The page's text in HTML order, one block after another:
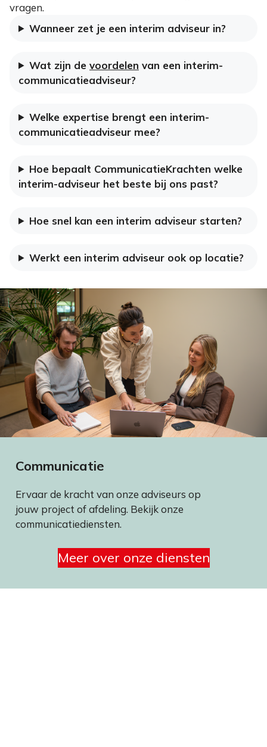
vragen.
Wanneer zet je een interim adviseur in?
Wat zijn devoordelen van een interim-
communicatieadviseur?
Welke expertise brengt een interim-
communicatieadviseur mee?
Hoe bepaalt CommunicatieKrachten welke
interim-adviseur het beste bij ons past?
Hoe snel kan een interim adviseur starten?
Werkt een interim adviseur ook op locatie?
Communicatie
Ervaar de kracht van onze adviseurs op
jouw project of afdeling. Bekijk onze
communicatiediensten.
Meer over onze diensten